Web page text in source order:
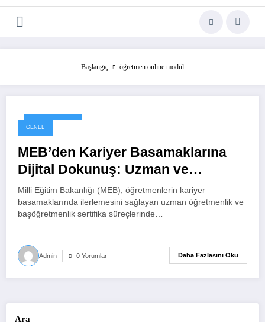
Başlangıç öğretmen online modül
29 Kasım 2025
GENEL
MEB’den Kariyer Basamaklarına
Dijital Dokunuş: Uzman ve
Başöğretmenlik Sınavları Online
Oluyor
Milli Eğitim Bakanlığı (MEB), öğretmenlerin kariyer
basamaklarında ilerlemesini sağlayan uzman öğretmenlik ve
başöğretmenlik sertifika süreçlerinde…
Admin 0 Yorumlar Daha Fazlasını Oku
Ara